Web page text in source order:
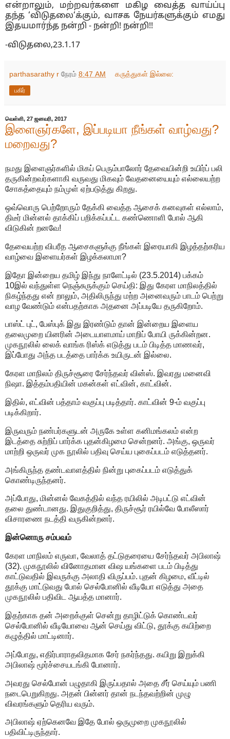
என்றாலும், மற்றவர்களை மகிழ வைத்த வாய்ப்பு
தந்த ‘விடுதலை‘க்கும், வாசக நேயர்களுக்கும் எமது
இதயமார்ந்த நன்றி - நன்றி! நன்றி!!
-விடுதலை,23.1.17
parthasarathy r நேரம் 8:47 AM கருத்துகள் இல்லை:
பகிர்
வெள்ளி, 27 ஜனவரி, 2017
இளைஞர்களே, இப்படியா நீங்கள் வாழ்வது?
மறைவது?
நமது இளைஞர்களில் மிகப் பெரும்பாலோர் தேவையின்றி உயிர்ப் பலி
தருகின்றவர்களாகி வருவது மிகவும் வேதனையையும் எல்லையற்ற
சோகத்தையும் நம்முள் ஏற்படுத்து கிறது.
ஒவ்வொரு பெற்றோரும் தேக்கி வைத்த ஆசைக் கனவுகள் எல்லாம்,
திடீர் மின்னல் தாக்கிப் பறிக்கப்பட்ட கண்ணொளி போல் ஆகி
விடுகின் றனவே!
தேவையற்ற விபரீத ஆசைகளுக்கு நீங்கள் இரையாகி இழத்தற்கரிய
வாழ்வை இளையர்கள் இழக்கலாமா?
இதோ இன்றைய தமிழ் இந்து நாளேட்டில் (23.5.2014) பக்கம்
10இல் வந்துள்ள நெஞ்சுருக்கும் செய்தி: இது கேரள மாநிலத்தில்
நிகழ்ந்தது என் றாலும், அதிலிருந்து மற்ற அனைவரும் பாடம் பெற்று
வாழ வேண்டும் என்பதற்காக அதனை அப்படியே தருகிறோம்.
பாஸ்ட் புட், பேஸ்புக் இது இரண்டும் தான் இன்றைய இளைய
தலைமுறை யினரின் அடையாளமாய் மாறிப் போயி ருக்கின்றன.
முகநூலில் லைக் வாங்க ரிஸ்க் எடுத்து படம் பிடித்த மாணவர்,
இப்போது அந்த படத்தை பார்க்க உயிருடன் இல்லை.
கேரள மாநிலம் திருச்சூரை சேர்ந்தவர் வின்ஸ். இவரது மனைவி
நிஷா. இத்தம்பதியின் மகன்கள் எட்வின், காட்வின்.
இதில், எட்வின் பத்தாம் வகுப்பு படித்தார். காட்வின் 9-ம் வகுப்பு
படிக்கிறார்.
இருவரும் நண்பர்களுடன் அருகே உள்ள கனிமங்கலம் என்ற
இடத்தை சுற்றிப் பார்க்க புதன்கிழமை சென்றனர். அங்கு, ஒருவர்
மாற்றி ஒருவர் முக நூலில் பதிவு செய்ய புகைப்படம் எடுத்தனர்.
அங்கிருந்த தண்டவாளத்தில் நின்று புகைப்படம் எடுத்துக்
கொண்டிருந்தனர்.
அப்போது, மின்னல் வேகத்தில் வந்த ரயிலில் அடிபட்டு எட்வின்
தலை துண்டானது. இதுகுறித்து, திருச்சூர் ரயில்வே போலீஸார்
விசாரணை நடத்தி வருகின்றனர்.
இன்னொரு சம்பவம்
கேரள மாநிலம் எருவா, வேலாத் தட்டுதரையை சேர்ந்தவர் அபிலாஷ்
(32). முகநூலில் வினோதமான விஷ யங்களை படம் பிடித்து
காட்டுவதில் இவருக்கு அலாதி விருப்பம். புதன் கிழமை, வீட்டில்
தூக்கு மாட்டுவது போல் செல்போனில் வீடியோ எடுத்து அதை
முகநூலில் பதிவிட ஆயத்த மானார்.
இதற்காக தன் அறைக்குள் சென்று தாழிட்டுக் கொண்டவர்
செல்போனில் வீடியோவை ஆன் செய்து விட்டு, தூக்கு கயிற்றை
கழுத்தில் மாட்டினார்.
அப்போது, எதிர்பாராதவிதமாக சேர் நகர்ந்தது. கயிறு இறுக்கி
அபிலாஷ் மூர்ச்சையடங்கி போனார்.
அவரது செல்போன் பழுதாகி இருப்பதால் அதை சீர் செய்யும் பணி
நடைபெறுகிறது. அதன் பின்னர் தான் நடந்தவற்றின் முழு
விவரங்களும் தெரிய வரும்.
அபிலாஷ் ஏற்கெனவே இதே போல் ஒருமுறை முகநூலில்
பதிவிட்டிருந்தார்.